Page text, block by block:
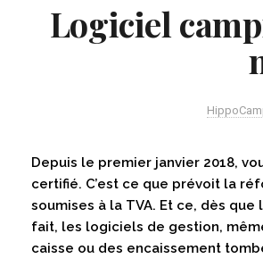
Logiciel
Depuis le premier janvier 2018,
certifié. C’est ce que prévoit la
soumises à la TVA. Et ce, dès
fait, les logiciels de gestion,
caisse ou des encaissement